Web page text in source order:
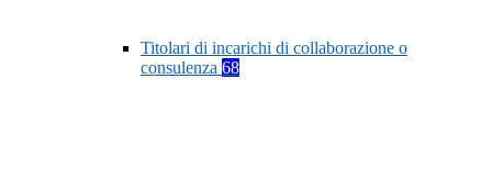
Titolari di incarichi di collaborazione o
consulenza 68